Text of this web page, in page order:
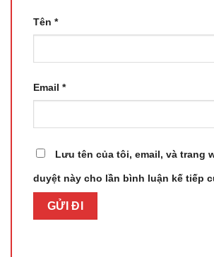
Tên *
Email *
Lưu tên của tôi, email, và trang
duyệt này cho lần bình luận kế tiếp